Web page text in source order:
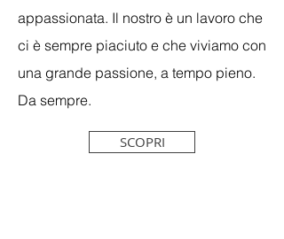
appassionata. Il nostro è un lavoro che
ci è sempre piaciuto e che viviamo con
una grande passione, a tempo pieno.
Da sempre.
SCOPRI